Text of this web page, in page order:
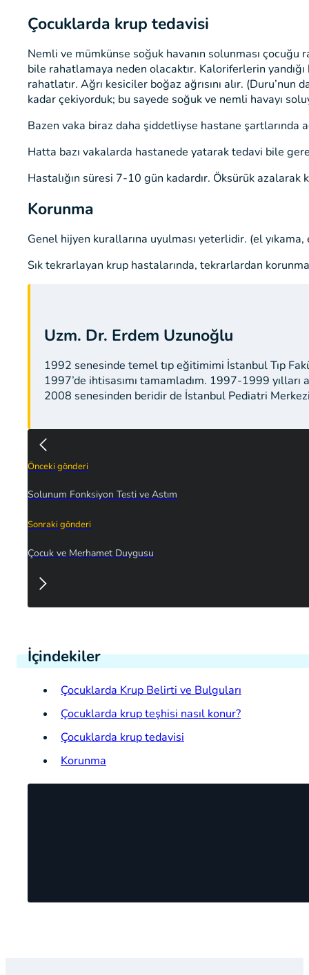
İçindekiler
Çocuklarda Krup Belirti ve Bulguları
Çocuklarda krup teşhisi nasıl konur?
Çocuklarda krup tedavisi
Korunma
Çocuklarda krup tedavisi
Nemli ve mümkünse soğuk havanın solunması çocuğu
bile rahatlamaya neden olacaktır. Kaloriferlerin yandığı
rahatlatır. Ağrı kesiciler boğaz ağrısını alır. (Duru’nun
kadar çekiyorduk; bu sayede soğuk ve nemli havayı
Bazen vaka biraz daha şiddetliyse hastane
Hatta bazı vakalarda hastanede yatarak tedavi bile
Hastalığın süresi 7-10 gün kadardır. Öksürük azalarak
Korunma
Genel hijyen kurallarına uyulması yeterlidir. (el
Sık tekrarlayan krup hastalarında, tekrarlardan
Uzm. Dr. Erdem Uzunoğlu
1992 senesinde temel tıp eğitimimi İstanbul Tıp
1997’de ihtisasımı tamamladım. 1997-1999
2008 senesinden beridir de İstanbul Pediatri
Önceki gönderi
Solunum Fonksiyon Testi ve Astım
Sonraki gönderi
Çocuk ve Merhamet Duygusu